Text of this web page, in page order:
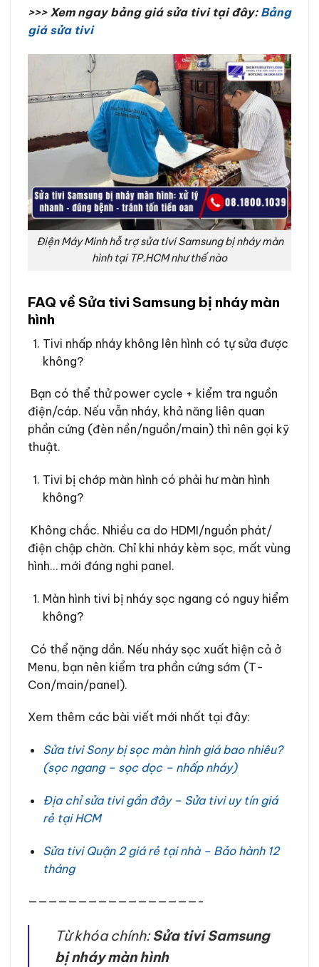
>>> Xem ngay bảng giá sửa tivi tại đây: Bảng
giá sửa tivi
Điện Máy Minh hỗ trợ sửa tivi Samsung bị nháy màn
hình tại TP.HCM như thế nào
FAQ về Sửa tivi Samsung bị nháy màn
hình
Tivi nhấp nháy không lên hình có tự sửa được
không?
Bạn có thể thử power cycle + kiểm tra nguồn
điện/cáp. Nếu vẫn nháy, khả năng liên quan
phần cứng (đèn nền/nguồn/main) thì nên gọi kỹ
thuật.
Tivi bị chớp màn hình có phải hư màn hình
không?
Không chắc. Nhiều ca do HDMI/nguồn phát/
điện chập chờn. Chỉ khi nháy kèm sọc, mất vùng
hình… mới đáng nghi panel.
Màn hình tivi bị nháy sọc ngang có nguy hiểm
không?
Có thể nặng dần. Nếu nháy sọc xuất hiện cả ở
Menu, bạn nên kiểm tra phần cứng sớm (T-
Con/main/panel).
Xem thêm các bài viết mới nhất tại đây:
Sửa tivi Sony bị sọc màn hình giá bao nhiêu?
(sọc ngang – sọc dọc – nhấp nháy)
Địa chỉ sửa tivi gần đây – Sửa tivi uy tín giá
rẻ tại HCM
Sửa tivi Quận 2 giá rẻ tại nhà – Bảo hành 12
tháng
—————————————————-
Từ khóa chính:Sửa tivi Samsung
bị nháy màn hình